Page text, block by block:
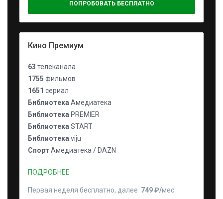
ПОПРОБОВАТЬ БЕСПЛАТНО
Кино Премиум
63 телеканала
1755 фильмов
1651 сериал
Библиотека Амедиатека
Библиотека PREMIER
Библиотека START
Библиотека viju
СпортАмедиатека / DAZN
ПОДРОБНЕЕ
Первая неделя бесплатно, далее 749 ₽⁠/⁠мес